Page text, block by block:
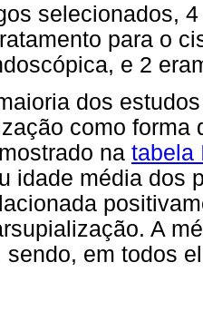
selecionados,
para o
e 2
dos
como forma
na tabela
idade média dos
A
sendo, em todos